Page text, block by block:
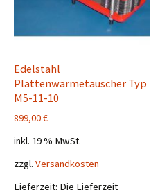
Edelstahl
Plattenwärmetauscher Typ
M5-11-10
899,00€
inkl. 19 % MwSt.
zzgl. Versandkosten
Lieferzeit: Die Lieferzeit